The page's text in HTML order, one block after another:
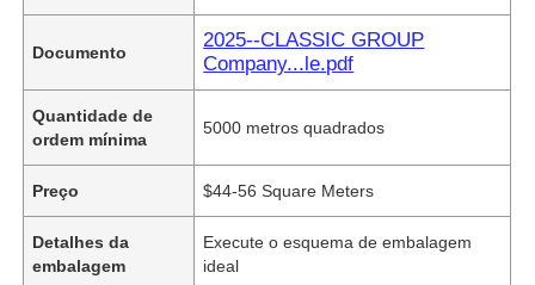
Documento
2025--CLASSIC GROUP
Company...le.pdf
Quantidade de
ordem mínima
5000 metros quadrados
Preço $44-56 Square Meters
Detalhes da
embalagem
Execute o esquema de embalagem
ideal